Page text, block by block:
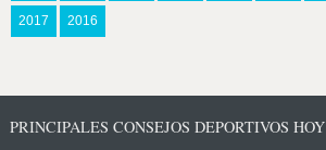
2017 2016
PRINCIPALES CONSEJOS DEPORTIVOS HOY